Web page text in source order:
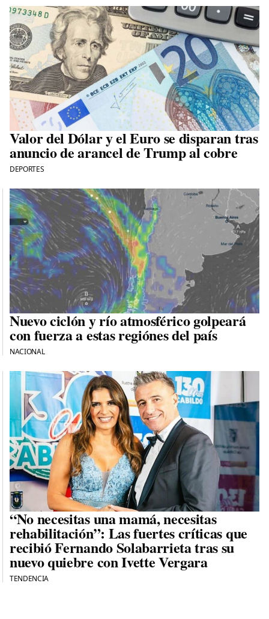
Valor del Dólar y el Euro se disparan tras
anuncio de arancel de Trump al cobre
DEPORTES
Nuevo ciclón y río atmosférico golpeará
con fuerza a estas regiónes del país
NACIONAL
“No necesitas una mamá, necesitas
rehabilitación”: Las fuertes críticas que
recibió Fernando Solabarrieta tras su
nuevo quiebre con Ivette Vergara
TENDENCIA